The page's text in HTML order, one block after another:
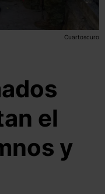
Cuartoscuro
el
y